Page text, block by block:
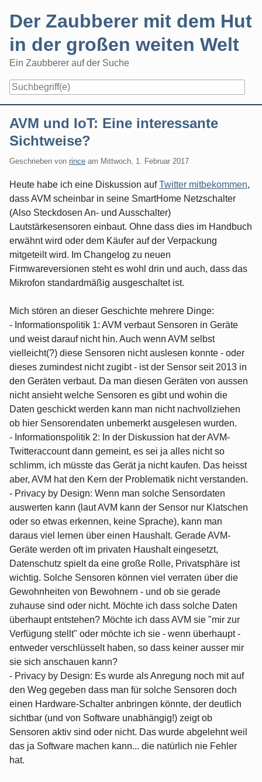
Der Zaubberer mit dem Hut
in der großen weiten Welt
Ein Zaubberer auf der Suche
AVM und IoT: Eine interessante
Sichtweise?
Geschrieben von rince am Mittwoch, 1. Februar 2017
Heute habe ich eine Diskussion aufTwitter mitbekommen,
dass AVM scheinbar in seine SmartHome Netzschalter
(Also Steckdosen An- und Ausschalter)
Lautstärkesensoren einbaut. Ohne dass dies im Handbuch
erwähnt wird oder dem Käufer auf der Verpackung
mitgeteilt wird. Im Changelog zu neuen
Firmwareversionen steht es wohl drin und auch, dass das
Mikrofon standardmäßig ausgeschaltet ist.
Mich stören an dieser Geschichte mehrere Dinge:
- Informationspolitik 1: AVM verbaut Sensoren in Geräte
und weist darauf nicht hin. Auch wenn AVM selbst
vielleicht(?) diese Sensoren nicht auslesen konnte - oder
dieses zumindest nicht zugibt - ist der Sensor seit 2013 in
den Geräten verbaut. Da man diesen Geräten von aussen
nicht ansieht welche Sensoren es gibt und wohin die
Daten geschickt werden kann man nicht nachvollziehen
ob hier Sensorendaten unbemerkt ausgelesen wurden.
- Informationspolitik 2: In der Diskussion hat der AVM-
Twitteraccount dann gemeint, es sei ja alles nicht so
schlimm, ich müsste das Gerät ja nicht kaufen. Das heisst
aber, AVM hat den Kern der Problematik nicht verstanden.
- Privacy by Design: Wenn man solche Sensordaten
auswerten kann (laut AVM kann der Sensor nur Klatschen
oder so etwas erkennen, keine Sprache), kann man
daraus viel lernen über einen Haushalt. Gerade AVM-
Geräte werden oft im privaten Haushalt eingesetzt,
Datenschutz spielt da eine große Rolle, Privatsphäre ist
wichtig. Solche Sensoren können viel verraten über die
Gewohnheiten von Bewohnern - und ob sie gerade
zuhause sind oder nicht. Möchte ich dass solche Daten
überhaupt entstehen? Möchte ich dass AVM sie "mir zur
Verfügung stellt" oder möchte ich sie - wenn überhaupt -
entweder verschlüsselt haben, so dass keiner ausser mir
sie sich anschauen kann?
- Privacy by Design: Es wurde als Anregung noch mit auf
den Weg gegeben dass man für solche Sensoren doch
einen Hardware-Schalter anbringen könnte, der deutlich
sichtbar (und von Software unabhängig!) zeigt ob
Sensoren aktiv sind oder nicht. Das wurde abgelehnt weil
das ja Software machen kann... die natürlich nie Fehler
hat.